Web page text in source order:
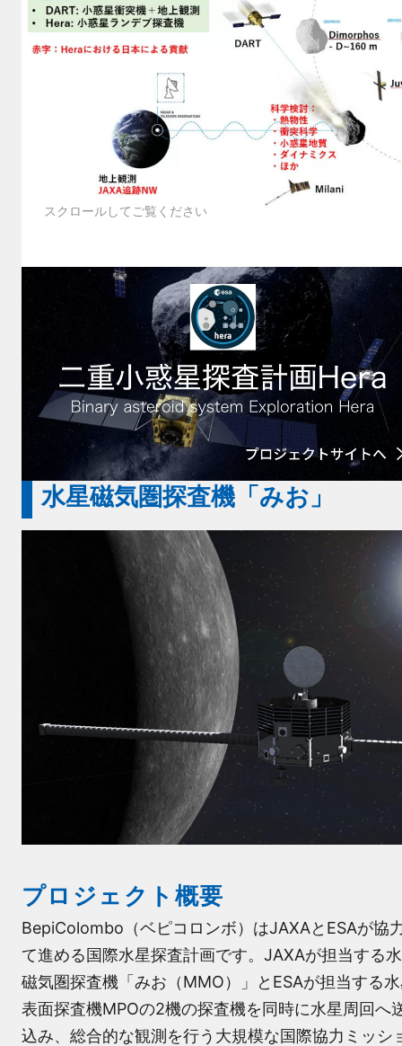
水星磁気圏探査機「みお」
プロジェクト概要
BepiColombo（ベピコロンボ）はJAXAとESAが協
て進める国際水星探査計画です。JAXAが担当する
磁気圏探査機「みお（MMO）」とESAが担当する
表面探査機MPOの2機の探査機を同時に水星周回へ
込み、総合的な観測を行う大規模な国際協力ミッシ